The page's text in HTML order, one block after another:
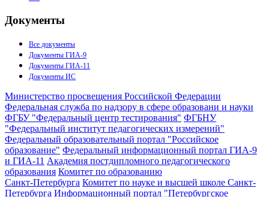
Документы
Все документы
Документы ГИА-9
Документы ГИА-11
Документы ИС
Министерство просвещения Российской Федерации
Федеральная служба по надзору в сфере образовани и науки
ФГБУ "Федеральный центр тестирования" ФГБНУ
"Федеральный институт педагогических измерений"
Федеральный образовательный портал "Российское
образование" Федеральный информационный портал ГИА-9
и ГИА-11 Академия постдипломного педагогического
образования Комитет по образованию
Санкт-Петербурга Комитет по науке и высшей школе Санкт-
Петербурга Информационный портал "Петербургское